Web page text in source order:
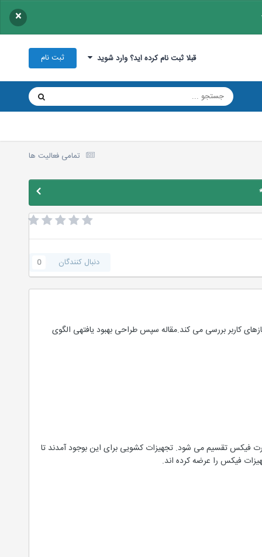
×
قبلا ثبت نام کرده اید؟ وارد شوید ثبت نام
تمامی فعالیت ها
دنبال کنندگان 0
کاربر بررسی می کند.مقاله سپس طراحی بهبود یافتهی الگوی
فیکس تقسیم می شود. تجهیزات کشویی برای این بوجود آمدند تا